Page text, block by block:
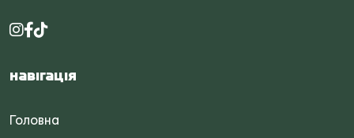
Навігація
Головна